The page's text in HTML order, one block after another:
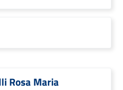
Rosa Maria